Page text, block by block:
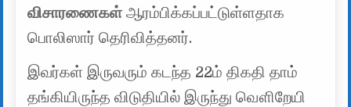
விசாரணைகள்ஆரம்பிக்கப்பட்டுள்ளதாக
பொலிஸார் தெரிவித்தனர்.
இவர்கள் இருவரும் கடந்த 22ம் திகதி தாம்
தங்கியிருந்த விடுதியில் இருந்து வௌிறேயி